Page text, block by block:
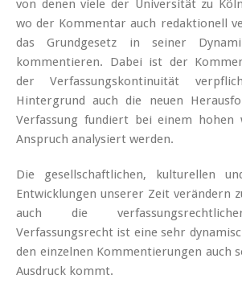
von denen viele der Universität zu
wo der Kommentar auch redaktionell
das Grundgesetz in seiner
kommentieren. Dabei ist der
der Verfassungskontinuität
Hintergrund auch die neuen
Verfassung fundiert bei einem hohen
Anspruch analysiert werden.
Die gesellschaftlichen, kulturellen
Entwicklungen unserer Zeit verändern
auch die
Verfassungsrecht ist eine sehr
den einzelnen Kommentierungen auch
Ausdruck kommt.